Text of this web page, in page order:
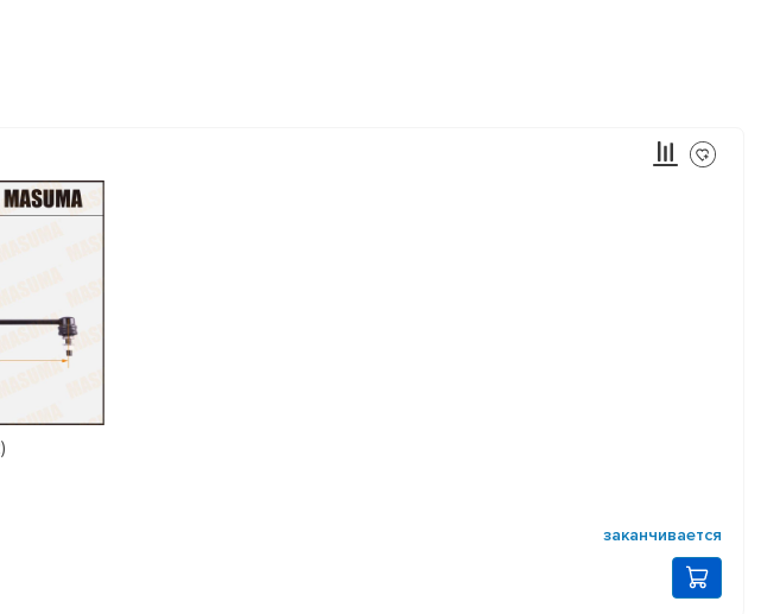
заканчивается